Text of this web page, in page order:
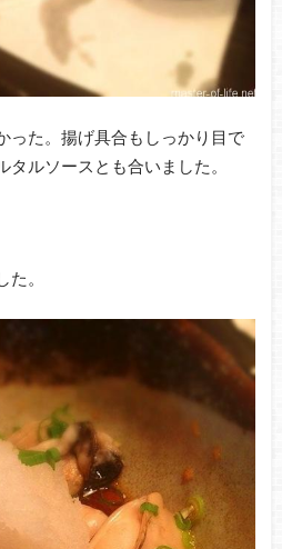
った。揚げ具合もしっかり目で
ルソースとも合いました。
。